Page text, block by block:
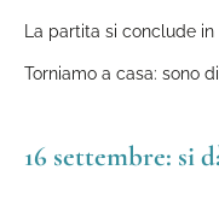
La partita si conclude
Torniamo a casa: sono
16 settembre: si